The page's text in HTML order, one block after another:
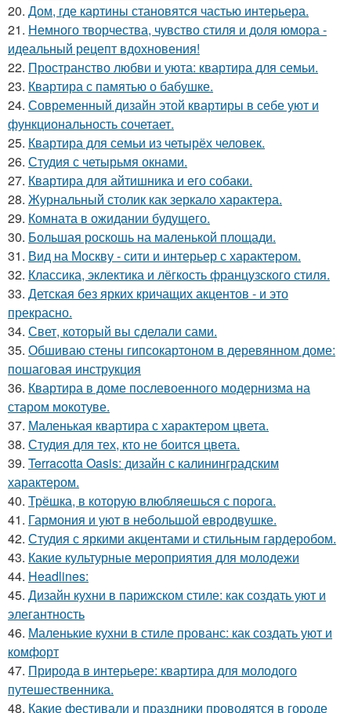
20. Дом, где картины становятся частью интерьера.
21. Немного творчества, чувство стиля и доля юмора -
идеальный рецепт вдохновения!
22. Пространство любви и уюта: квартира для семьи.
23. Квартира с памятью о бабушке.
24. Современный дизайн этой квартиры в себе уют и
функциональность сочетает.
25. Квартира для семьи из четырёх человек.
26. Студия с четырьмя окнами.
27. Квартира для айтишника и его собаки.
28. Журнальный столик как зеркало характера.
29. Комната в ожидании будущего.
30. Большая роскошь на маленькой площади.
31. Вид на Москву - сити и интерьер с характером.
32. Классика, эклектика и лёгкость французского стиля.
33. Детская без ярких кричащих акцентов - и это
прекрасно.
34. Свет, который вы сделали сами.
35. Обшиваю стены гипсокартоном в деревянном доме:
пошаговая инструкция
36. Квартира в доме послевоенного модернизма на
старом мокотуве.
37. Маленькая квартира с характером цвета.
38. Студия для тех, кто не боится цвета.
39. Terracotta Oasis: дизайн с калининградским
характером.
40. Трёшка, в которую влюбляешься с порога.
41. Гармония и уют в небольшой евродвушке.
42. Студия с яркими акцентами и стильным гардеробом.
43. Какие культурные мероприятия для молодежи
44. Headlines:
45. Дизайн кухни в парижском стиле: как создать уют и
элегантность
46. Маленькие кухни в стиле прованс: как создать уют и
комфорт
47. Природа в интерьере: квартира для молодого
путешественника.
48. Какие фестивали и праздники проводятся в городе